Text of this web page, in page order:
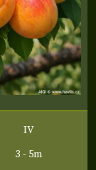
IV
3 - 5m